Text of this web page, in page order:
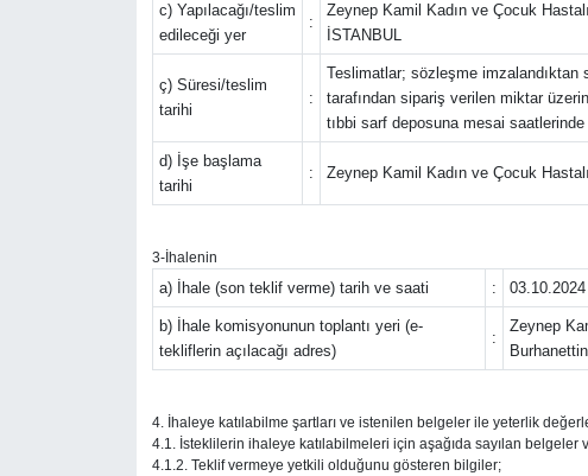
c) Yapılacağı/teslim
edileceği yer
:
Zeynep Kamil Kadın ve Çocuk
İSTANBUL
ç) Süresi/teslim
tarihi
:
Teslimatlar; sözleşme imzalandıktan
tarafından sipariş verilen miktar
tıbbi sarf deposuna mesai
d) İşe başlama
tarihi
: Zeynep Kamil Kadın ve Çocuk
3-İhalenin
a) İhale (son teklif verme) tarih ve saati :
b) İhale komisyonunun toplantı yeri (e-
tekliflerin açılacağı adres)
:
Zeynep
4. İhaleye katılabilme şartları ve istenilen belgeler ile yeterlik
4.1. İsteklilerin ihaleye katılabilmeleri için aşağıda sayılan
4.1.2. Teklif vermeye yetkili olduğunu gösteren bilgiler;
Resmi İlanlar
Rüya Tabirleri
Seçim 2023